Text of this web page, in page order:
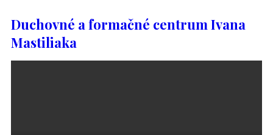
Duchovné a formačné centrum Ivana
Mastiliaka